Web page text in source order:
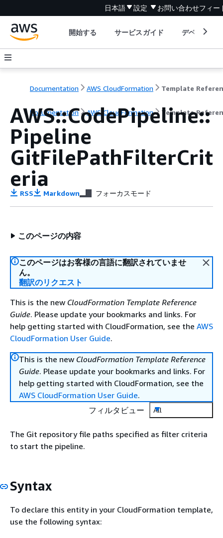
日本語 設定 お問い合わせフィー
開始する サービスガイド デベロッパ
Documentation AWS CloudFormation Template
Documentation AWS CloudFormation Template
AWS::CodePipeline::
Pipeline
GitFilePathFilterCrit
eria
RSS Markdown フォーカスモード
このページの内容
このページはお客様の言語に翻訳されていませ
ん。
翻訳のリクエスト
This is the new CloudFormation Template Reference
Guide. Please update your bookmarks and links. For
help getting started with CloudFormation, see the AWS
CloudFormation User Guide.
This is the new CloudFormation Template Reference
Guide. Please update your bookmarks and links. For
help getting started with CloudFormation, see the
AWS CloudFormation User Guide.
フィルタビュー
All
The Git repository file paths specified as filter criteria
to start the pipeline.
Syntax
To declare this entity in your CloudFormation template,
use the following syntax: